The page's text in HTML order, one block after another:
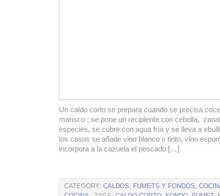
Un caldo corto se prepara cuando se precisa
marisco ; se pone un recipiente con cebolla,
especies, se cubre con agua fría y se lleva a
los casos se añade vino blanco o tinto, vino
incorpora a la cazuela el pescado […]
CATEGORY: CALDOS, FUMETS Y FONDOS,